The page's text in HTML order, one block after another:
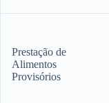
Prestação de
Alimentos
Provisórios